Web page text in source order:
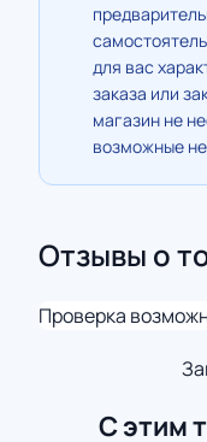
для вас
заказа или
магазин не
возможные
Отзывы о
Проверка
С этим